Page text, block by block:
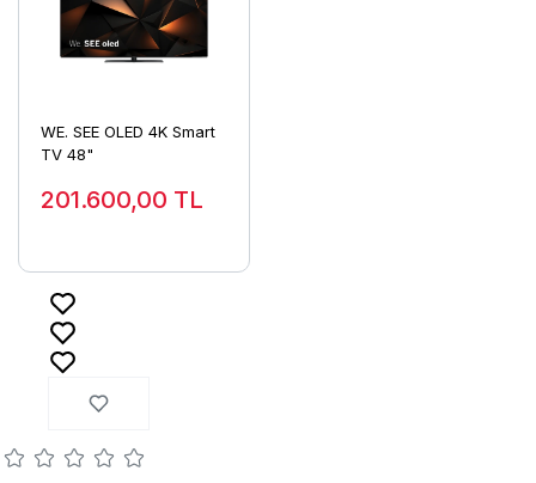
WE. SEE OLED 4K Smart
TV 48"
201.600,00 TL